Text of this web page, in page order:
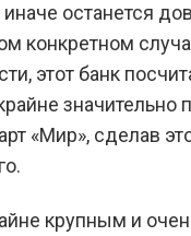
останется
конкретном
этот банк
значительно
«Мир», сделав
крупным и